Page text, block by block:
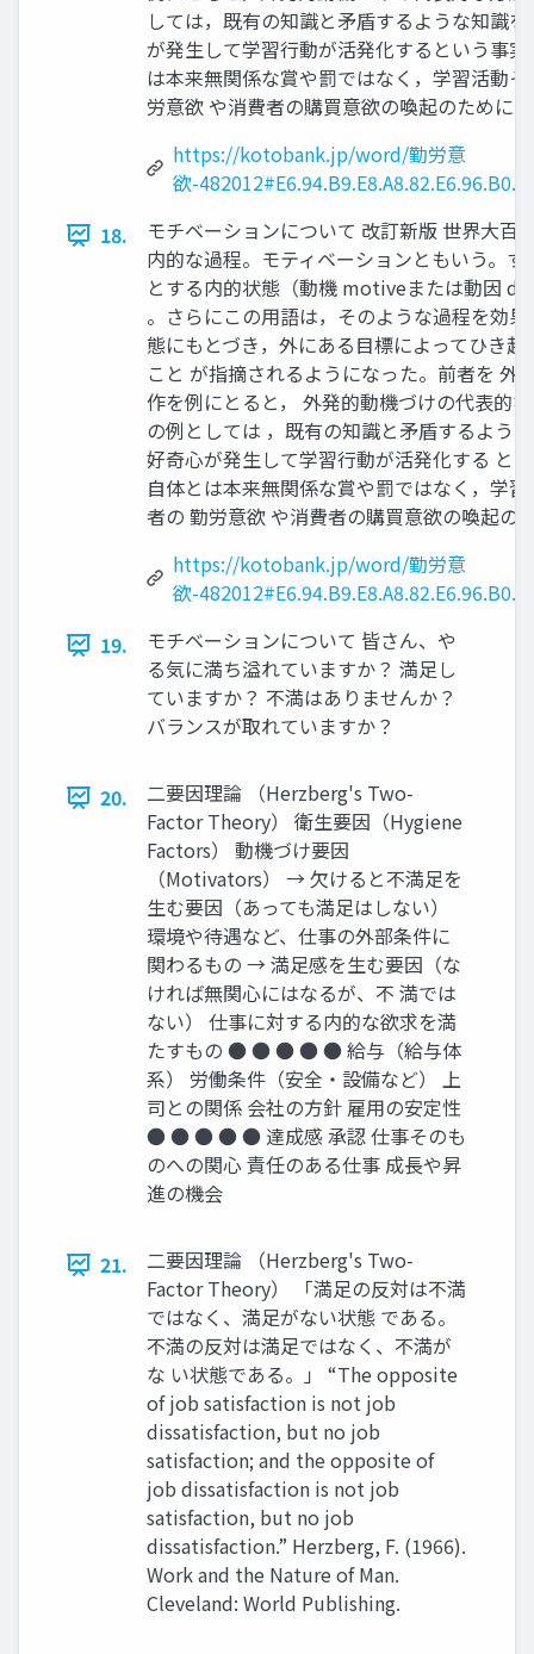
しては，既有の知識と矛盾するような知識
が発生して学習行動が活発化するという事
は本来無関係な賞や罰ではなく，学習活動
労意欲 や消費者の購買意欲の喚起のために
https://kotobank.jp/word/勤労意
欲-
18.
モチベーションについて 改訂新版 世界大
内的な過程。モティベーションともいう。
とする内的状態（動機 motiveまたは動因
。さらにこの用語は，そのような過程を効
態にもとづき，外にある目標によってひき
こと が指摘されるようになった。前者を
作を例にとると， 外発的動機づけの代表的
の例としては ，既有の知識と矛盾するよう
好奇心が発生して学習行動が活発化する と
自体とは本来無関係な賞や罰ではなく，学
者の 勤労意欲 や消費者の購買意欲の喚起の
https://kotobank.jp/word/勤労意
欲-
19.
モチベーションについて 皆さん、や
る気に満ち溢れていますか？ 満足し
ていますか？ 不満はありませんか？
バランスが取れていますか？
20.
二要因理論 （Herzberg's Two-
Factor Theory） 衛生要因（Hygiene
Factors） 動機づけ要因
（Motivators） → 欠けると不満足を
生む要因（あっても満足はしない）
環境や待遇など、仕事の外部条件に
関わるもの → 満足感を生む要因（な
ければ無関心にはなるが、不 満では
ない） 仕事に対する内的な欲求を満
たすもの ● ● ● ● ● 給与（給与体
系） 労働条件（安全・設備など） 上
司との関係 会社の方針 雇用の安定性
● ● ● ● ● 達成感 承認 仕事そのも
のへの関心 責任のある仕事 成長や昇
進の機会
21.
二要因理論 （Herzberg's Two-
Factor Theory） 「満足の反対は不満
ではなく、満足がない状態 である。
不満の反対は満足ではなく、不満が
な い状態である。」 “The opposite
of job satisfaction is not job
dissatisfaction, but no job
satisfaction; and the opposite of
job dissatisfaction is not job
satisfaction, but no job
dissatisfaction.” Herzberg, F. (1966).
Work and the Nature of Man.
Cleveland: World Publishing.